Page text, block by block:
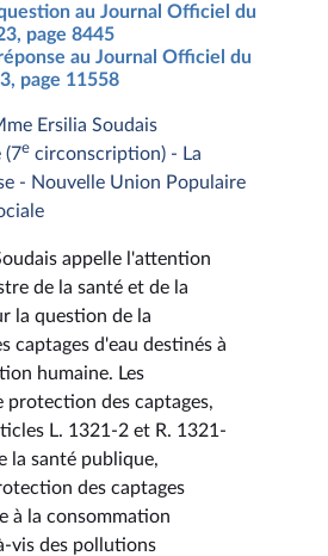
au Journal Officiel du
page 8445
au Journal Officiel du
page 11558
Ersilia Soudais
(7e circonscription) - La
- Nouvelle Union Populaire
appelle l'attention
de la santé et de la
la question de la
captages d'eau destinés à
humaine. Les
protection des captages,
L. 1321-2 et R. 1321-
la santé publique,
des captages
à la consommation
vis des pollutions